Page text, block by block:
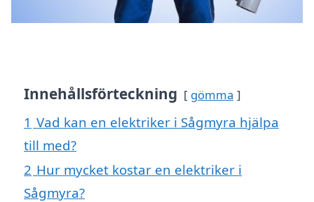
Innehållsförteckning gömma
1 Vad kan en elektriker i Sågmyra hjälpa
till med?
2 Hur mycket kostar en elektriker i
Sågmyra?